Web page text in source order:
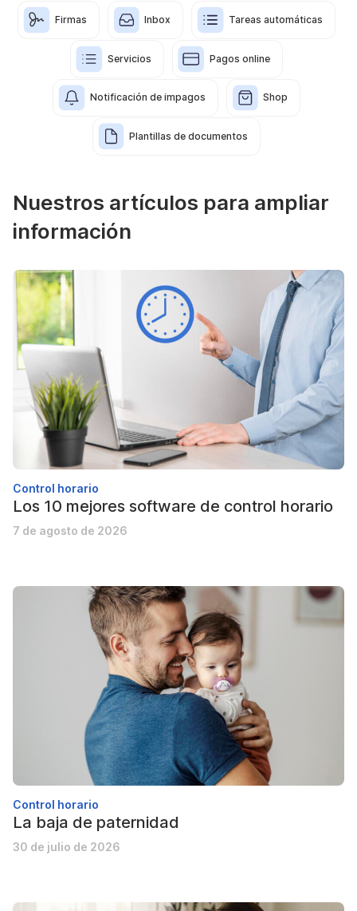
Firmas Inbox Tareas automáticas
Servicios Pagos online
Notificación de impagos Shop
Plantillas de documentos
Nuestros artículos para ampliar
información
Control horario
Los 10 mejores software de control horario
7 de agosto de 2026
Control horario
La baja de paternidad
30 de julio de 2026